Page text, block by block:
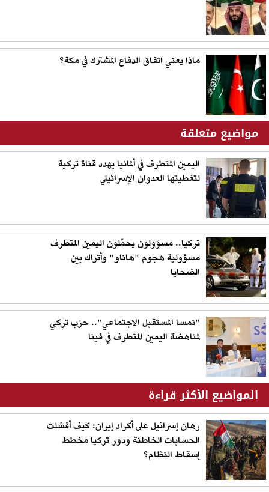
ماذا يعني اتفاق الدفاع المشترك في مكة؟
مواضيع متعلقة
اليمين المتطرف في ألمانيا يهدد قناة تركية
لتغطيتها العدوان الإسرائيلي
تركيا.. مسؤولون يحمّلون اليمين المتطرف
مسؤولية هجوم "هاناو" وأتراك بين
الضحايا
"نمسا المستقبل الاجتماعي".. حزب تركي
لمناهضة اليمين المتطرف في فينا
المواضيع الأكثر قراءة
رهان إسرائيل على أكراد إيران: كيف أفشلت
الحسابات الخاطئة ودور تركيا مخطط
إسقاط النظام؟